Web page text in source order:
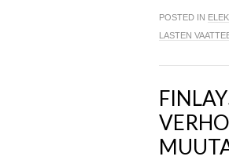
POSTED IN
LASTEN